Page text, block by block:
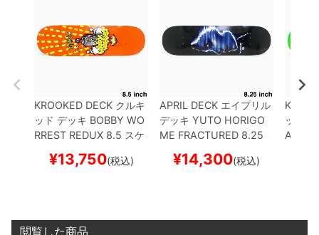
KROOKED DECK クルキ
ッド デッキ BOBBY WO
RREST REDUX 8.5 スケ
¥13,750(税込)
APRIL DECK エイプリル
デッキ YUTO HORIGO
ME FRACTURED 8.25
¥14,300(税込)
ッド
AEZ
閲覧した商品